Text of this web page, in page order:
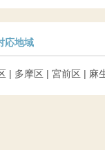
応地域
| 多摩区 | 宮前区 | 麻